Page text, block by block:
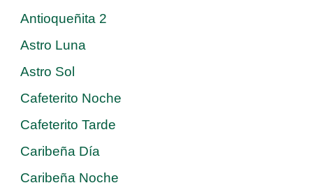
Antioqueñita 2
Astro Luna
Astro Sol
Cafeterito Noche
Cafeterito Tarde
Caribeña Día
Caribeña Noche